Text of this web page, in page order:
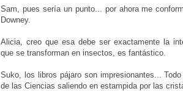
Sam, pues sería un punto... por ahora me
Downey.
Alicia, creo que esa debe ser exactamente la
que se transforman en insectos, es fantástico.
Suko, los libros pájaro son impresionantes...
de las Ciencias saliendo en estampida por las